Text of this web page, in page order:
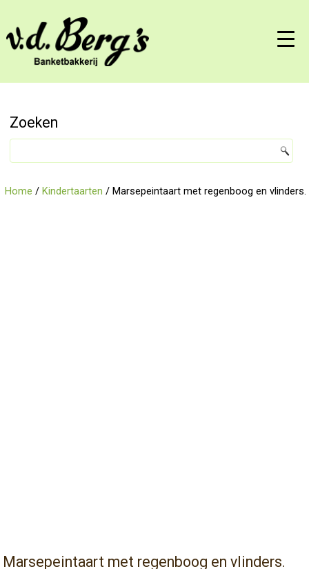
Zoeken
Home / Kindertaarten / Marsepeintaart met regenboog en vlinders.
Marsepeintaart met regenboog en vlinders.